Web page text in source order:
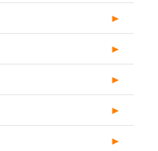
►
►
►
►
►